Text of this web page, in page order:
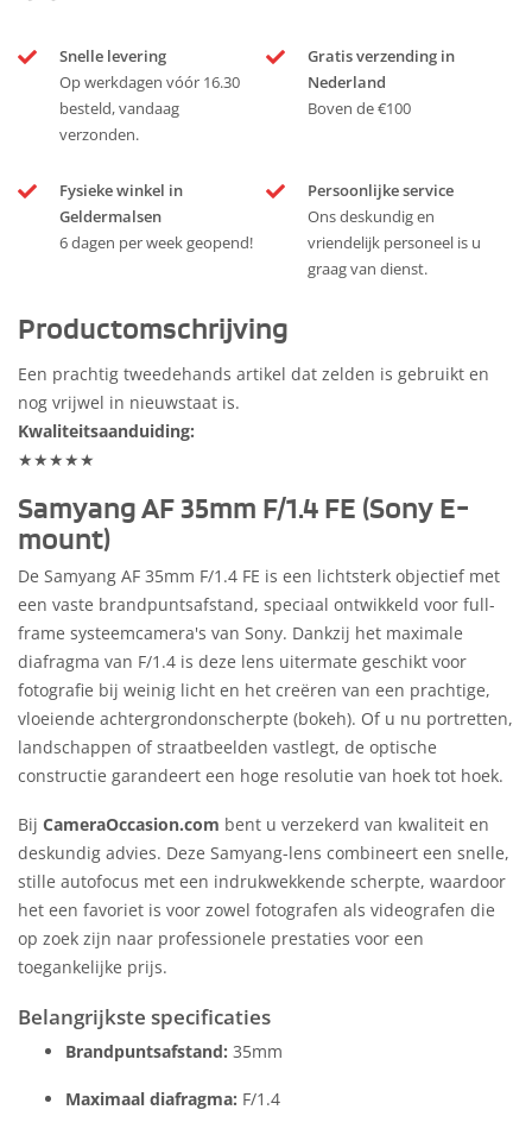
Snelle levering
Op werkdagen vóór 16.30
besteld, vandaag
verzonden.
Gratis verzending in
Nederland
Boven de €100
Fysieke winkel in
Geldermalsen
6 dagen per week geopend!
Persoonlijke service
Ons deskundig en
vriendelijk personeel is u
graag van dienst.
Productomschrijving
Een prachtig tweedehands artikel dat zelden is gebruikt en
nog vrijwel in nieuwstaat is.
Kwaliteitsaanduiding:
★★★★★
Samyang AF 35mm F/1.4 FE (Sony E-
mount)
De Samyang AF 35mm F/1.4 FE is een lichtsterk objectief met
een vaste brandpuntsafstand, speciaal ontwikkeld voor full-
frame systeemcamera's van Sony. Dankzij het maximale
diafragma van F/1.4 is deze lens uitermate geschikt voor
fotografie bij weinig licht en het creëren van een prachtige,
vloeiende achtergrondonscherpte (bokeh). Of u nu portretten,
landschappen of straatbeelden vastlegt, de optische
constructie garandeert een hoge resolutie van hoek tot hoek.
Bij CameraOccasion.com bent u verzekerd van kwaliteit en
deskundig advies. Deze Samyang-lens combineert een snelle,
stille autofocus met een indrukwekkende scherpte, waardoor
het een favoriet is voor zowel fotografen als videografen die
op zoek zijn naar professionele prestaties voor een
toegankelijke prijs.
Belangrijkste specificaties
Brandpuntsafstand: 35mm
Maximaal diafragma: F/1.4